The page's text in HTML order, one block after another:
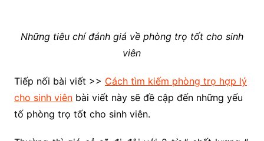
Những tiêu chí đánh giá về phòng trọ tốt cho sinh
viên
Tiếp nối bài viết >> Cách tìm kiếm phòng trọ hợp lý
cho sinh viênbài viết này sẽ đề cập đến những yếu
tố phòng trọ tốt cho sinh viên.